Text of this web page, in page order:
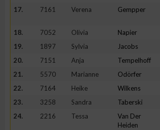
17. 7161 Verena Gempper
18. 7052 Olivia Napier
19.
1897 Sylvia Jacobs
20.
7151 Anja Tempelhoff
21.
5570 Marianne Odörfer
22.
7164 Heike Wilkens
23.
3258 Sandra Taberski
24.
2216 Tessa
Van Der
Heiden